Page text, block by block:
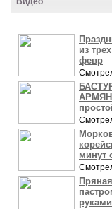
из
февр
минут